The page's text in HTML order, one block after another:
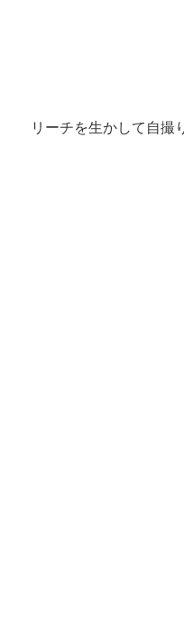
リーチを生かして自撮